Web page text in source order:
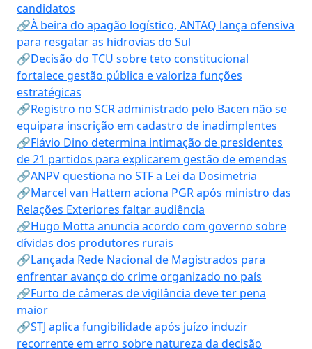
candidatos
🔗À beira do apagão logístico, ANTAQ lança ofensiva
para resgatar as hidrovias do Sul
🔗Decisão do TCU sobre teto constitucional
fortalece gestão pública e valoriza funções
estratégicas
🔗Registro no SCR administrado pelo Bacen não se
equipara inscrição em cadastro de inadimplentes
🔗Flávio Dino determina intimação de presidentes
de 21 partidos para explicarem gestão de emendas
🔗ANPV questiona no STF a Lei da Dosimetria
🔗Marcel van Hattem aciona PGR após ministro das
Relações Exteriores faltar audiência
🔗Hugo Motta anuncia acordo com governo sobre
dívidas dos produtores rurais
🔗Lançada Rede Nacional de Magistrados para
enfrentar avanço do crime organizado no país
🔗Furto de câmeras de vigilância deve ter pena
maior
🔗STJ aplica fungibilidade após juízo induzir
recorrente em erro sobre natureza da decisão